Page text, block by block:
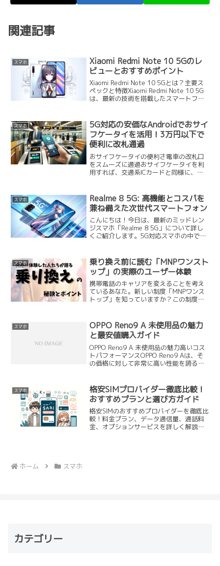
関連記事
スマホ
Xiaomi Redmi Note 10 5Gのレ
ビューとおすすめポイント
Xiaomi Redmi Note 10 5Gとは？主要ス
ペックと特徴Xiaomi Redmi Note 10 5G
は、最新の技術を搭載したスマートフォ
り...
スマホ
5G対応の安価なAndroidでおサイ
フケータイを活用！3万円以下で
便利に改札通過
おサイフケータイの便利さ電車の改札口
をスムーズに通過おサイフケータイを利
用すれば、交通系ICカードと同様に、ス
切符を購入する手間やICカードを別途持
ち歩く必要がなくなり...
スマホ
Realme 8 5G: 高機能とコスパを
兼ね備えた次世代スマートフォン
こんにちは！今日は、最新のミッドレン
ジスマホ「Realme 8 5G」について詳し
くご紹介します。5G対応スマホの中でも
この記事では、Realme 8 5Gのスペッ
ク、...
スマホ
乗り換え前に読む「MNPワンスト
ップ」の実際のユーザー体験
携帯電話のキャリアを変えることを考え
ているあなた。新しい制度「MNPワンス
トップ」を知っていますか？この制度を
なくデメリットや注意点も。この記事で
は、MNPワンストップ...
スマホ
OPPO Reno9 A 未使用品の魅力
と最安値購入ガイド
OPPO Reno9 A 未使用品の魅力高いコス
トパフォーマンスOPPO Reno9 Aは、そ
の価格に対して非常に高い性能を誇るス
しても、非常にお手頃です。例えば、同
じ...
スマホ
格安SIMプロバイダー徹底比較！
おすすめプランと選び方ガイド
格安SIMのおすすめプロバイダーを徹底比
較！料金プラン、データ通信量、通話料
金、オプションサービスを詳しく解説。
ホーム スマホ
カテゴリー